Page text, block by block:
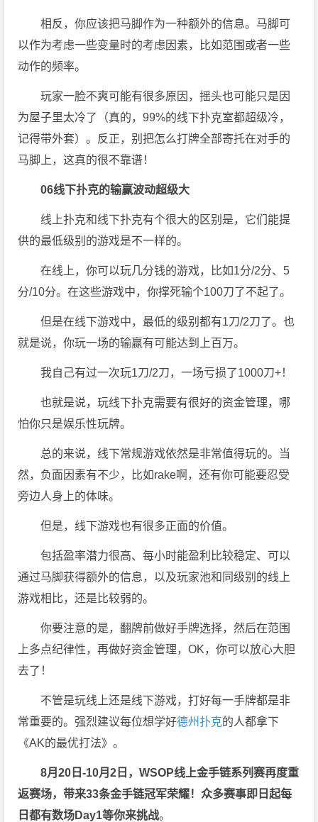
相反，你应该把马脚作为一种额外的信息。马脚可
以作为考虑一些变量时的考虑因素，比如范围或者一些
动作的频率。
玩家一脸不爽可能有很多原因，摇头也可能只是因
为屋子里太冷了（真的，99%的线下扑克室都超级冷，
记得带外套）。反正，别把怎么打牌全部寄托在对手的
马脚上，这真的很不靠谱！
06线下扑克的输赢波动超级大
线上扑克和线下扑克有个很大的区别是，它们能提
供的最低级别的游戏是不一样的。
在线上，你可以玩几分钱的游戏，比如1分/2分、5
分/10分。在这些游戏中，你撑死输个100刀了不起了。
但是在线下游戏中，最低的级别都有1刀/2刀了。也
就是说，你玩一场的输赢有可能达到上百万。
我自己有过一次玩1刀/2刀，一场亏损了1000刀+！
也就是说，玩线下扑克需要有很好的资金管理，哪
怕你只是娱乐性玩牌。
总的来说，线下常规游戏依然是非常值得玩的。当
然，负面因素有不少，比如rake啊，还有你可能要忍受
旁边人身上的体味。
但是，线下游戏也有很多正面的价值。
包括盈率潜力很高、每小时能盈利比较稳定、可以
通过马脚获得额外的信息，以及玩家池和同级别的线上
游戏相比，还是比较弱的。
你要注意的是，翻牌前做好手牌选择，然后在范围
上多点纪律性，再做好资金管理，OK，你可以放心大胆
去了！
不管是玩线上还是线下游戏，打好每一手牌都是非
常重要的。强烈建议每位想学好德州扑克的人都拿下
《AK的最优打法》。
8月20日-10月2日，WSOP线上金手链系列赛再度重
返赛场，带来33条金手链冠军荣耀！众多赛事即日起每
日都有数场Day1等你来挑战。